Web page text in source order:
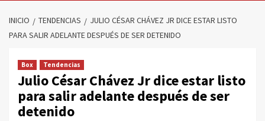
INICIO TENDENCIAS
JULIO CÉSAR CHÁVEZ JR DICE ESTAR LISTO
PARA SALIR ADELANTE DESPUÉS DE SER DETENIDO
Box Tendencias
Julio César Chávez Jr dice estar listo
para salir adelante después de ser
detenido